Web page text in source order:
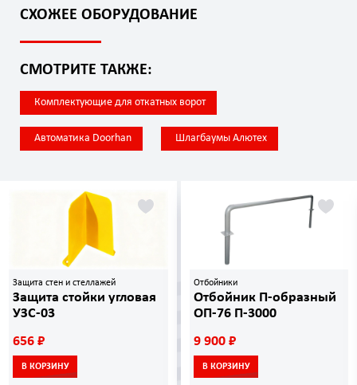
СХОЖЕЕ ОБОРУДОВАНИЕ
СМОТРИТЕ ТАКЖЕ:
Комплектующие для откатных ворот
Автоматика Doorhan Шлагбаумы Алютех
Защита стен и стеллажей
Защита стойки угловая
УЗС-03
656 ₽
В КОРЗИНУ
Отбойники
Отбойник П-образный
ОП-76 П-3000
9 900 ₽
В КОРЗИНУ